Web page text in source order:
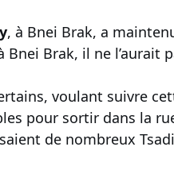
, à Bnei Brak, a
Bnei Brak, il ne
voulant suivre
pour sortir dans la
de nombreux